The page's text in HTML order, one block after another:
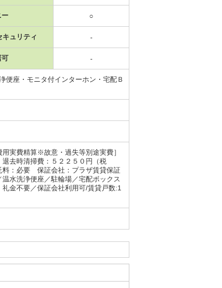
ー ○
キュリティ -
可 -
便座・モニタ付インターホン・宅配Ｂ
実費精算※故意・過失等別途実費］
去時清掃費：５２２５０円（税
料：必要 保証会社：プラザ賃貸保証
水洗浄便座／駐輪場／宅配ボックス
金不要／保証会社利用可/賃貸戸数:1